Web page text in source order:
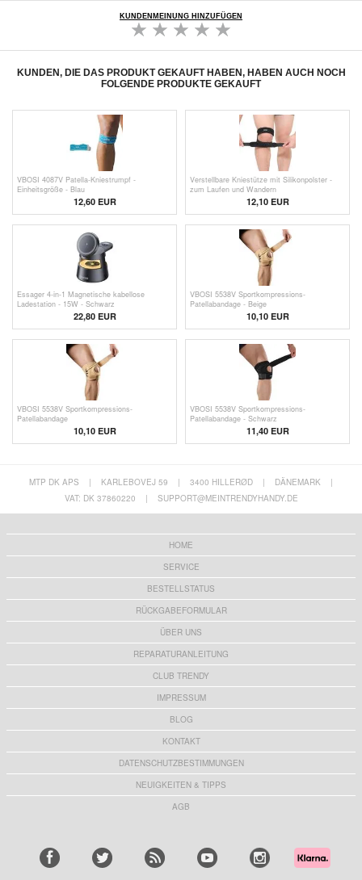
KUNDENMEINUNG HINZUFÜGEN
KUNDEN, DIE DAS PRODUKT GEKAUFT HABEN, HABEN AUCH NOCH
FOLGENDE PRODUKTE GEKAUFT
VBOSI 4087V Patella-Kniestrumpf -
Einheitsgröße - Blau
12,60 EUR
Verstellbare Kniestütze mit Silikonpolster -
zum Laufen und Wandern
12,10EUR
Essager 4-in-1 Magnetische kabellose
Ladestation - 15W - Schwarz
22,80EUR
VBOSI 5538V Sportkompressions-
Patellabandage - Beige
10,10 EUR
VBOSI 5538V Sportkompressions-
Patellabandage
10,10 EUR
VBOSI 5538V Sportkompressions-
Patellabandage - Schwarz
11,40 EUR
MTP DK APS | KARLEBOVEJ 59 | 3400 HILLERØD | DÄNEMARK
|
VAT: DK 37860220
| SUPPORT@MEINTRENDYHANDY.DE
HOME
SERVICE
BESTELLSTATUS
RÜCKGABEFORMULAR
ÜBER UNS
REPARATURANLEITUNG
CLUB TRENDY
IMPRESSUM
BLOG
KONTAKT
DATENSCHUTZBESTIMMUNGEN
NEUIGKEITEN & TIPPS
AGB